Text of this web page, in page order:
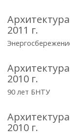
2011 г.
2010 г.
90 лет БНТУ
2010 г.